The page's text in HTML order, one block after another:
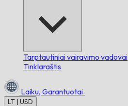
Tarptautiniai vairavimo vadovai
Tinklaraštis
Laiku, Garantuotai.
LT | USD